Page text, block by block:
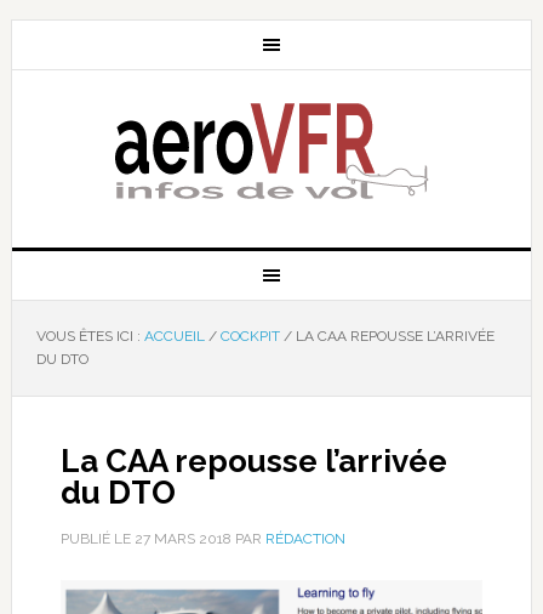
VOUS ÊTES ICI : ACCUEIL / COCKPIT /LA CAA REPOUSSE L’ARRIVÉE
DU DTO
La CAA repousse l’arrivée
du DTO
PUBLIÉ LE 27 MARS 2018 PAR RÉDACTION